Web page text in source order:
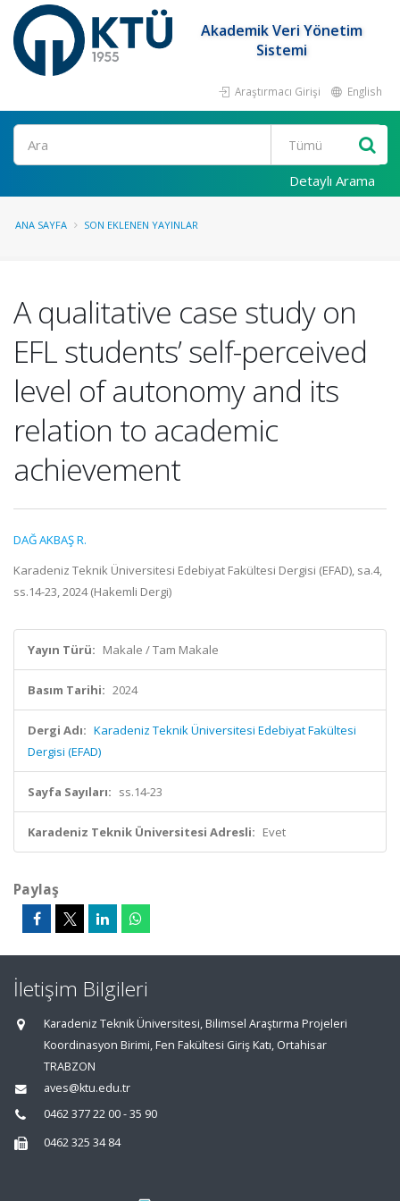
Akademik Veri Yönetim
Sistemi
Araştırmacı Girişi English
Ara
Detaylı Arama
ANA SAYFA SON EKLENEN YAYINLAR
A qualitative case study on
EFL students’ self-perceived
level of autonomy and its
relation to academic
achievement
DAĞ AKBAŞ R.
Karadeniz Teknik Üniversitesi Edebiyat Fakültesi Dergisi (EFAD), sa.4,
ss.14-23, 2024 (Hakemli Dergi)
Yayın Türü: Makale / Tam Makale
Basım Tarihi: 2024
Dergi Adı: Karadeniz Teknik Üniversitesi Edebiyat Fakültesi
Dergisi (EFAD)
Sayfa Sayıları: ss.14-23
Karadeniz Teknik Üniversitesi Adresli: Evet
Paylaş
İletişim Bilgileri
Karadeniz Teknik Üniversitesi, Bilimsel Araştırma Projeleri
Koordinasyon Birimi, Fen Fakültesi Giriş Katı, Ortahisar
TRABZON
aves@ktu.edu.tr
0462 377 22 00 - 35 90
0462 325 34 84